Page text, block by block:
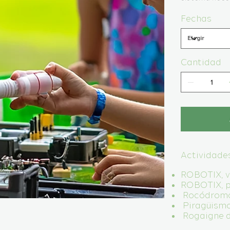
Fechas
Cantidad
ROBOTIX,
ROBOTIX,
Rogaigne